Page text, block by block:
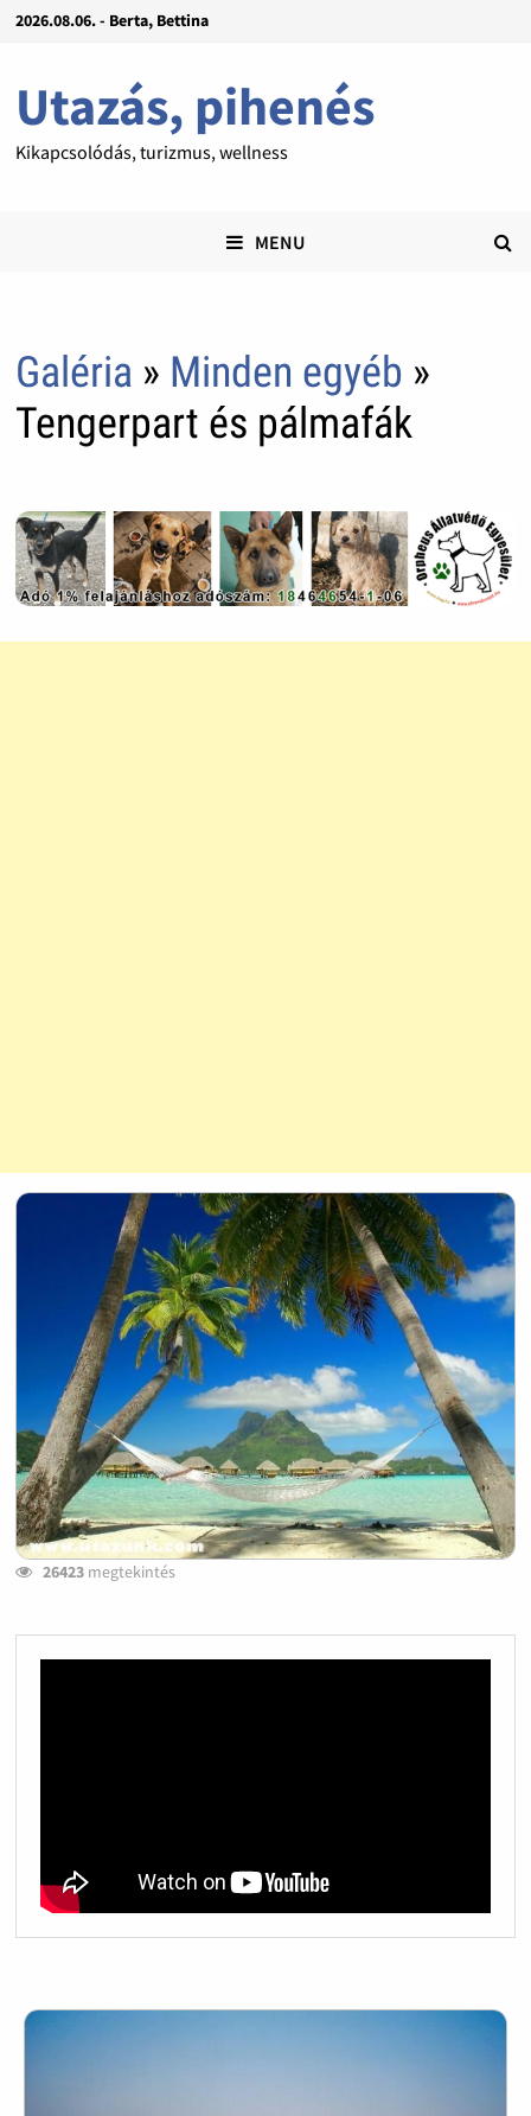
2026.08.06. - Berta, Bettina
Utazás, pihenés
Kikapcsolódás, turizmus, wellness
MENU
Galéria » Minden egyéb »
Tengerpart és pálmafák
26423megtekintés